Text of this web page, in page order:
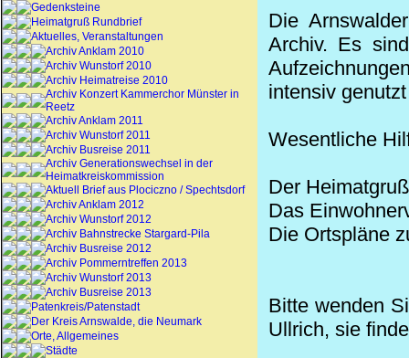
Gedenksteine
Heimatgruß Rundbrief
Aktuelles, Veranstaltungen
Archiv Anklam 2010
Archiv Wunstorf 2010
Archiv Heimatreise 2010
Archiv Konzert Kammerchor Münster in
Reetz
Archiv Anklam 2011
Archiv Wunstorf 2011
Archiv Busreise 2011
Archiv Generationswechsel in der
Heimatkreiskommission
Aktuell Brief aus Plociczno / Spechtsdorf
Archiv Anklam 2012
Archiv Wunstorf 2012
Archiv Bahnstrecke Stargard-Pila
Archiv Busreise 2012
Archiv Pommerntreffen 2013
Archiv Wunstorf 2013
Archiv Busreise 2013
Patenkreis/Patenstadt
Der Kreis Arnswalde, die Neumark
Orte, Allgemeines
Städte
Die
Archiv. Es
intensiv
Wesentliche
Der
Das
Die Ortspläne
Bitte wenden
Ullrich, sie